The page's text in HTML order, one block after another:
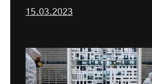
15.03.2023